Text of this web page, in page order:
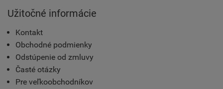
Užitočné informácie
Kontakt
Obchodné podmienky
Odstúpenie od zmluvy
Časté otázky
Pre veľkoobchodníkov